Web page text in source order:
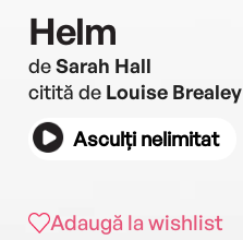
Helm
deSarah Hall
citită de Louise Brealey
Asculți nelimitat
Adaugă la wishlist